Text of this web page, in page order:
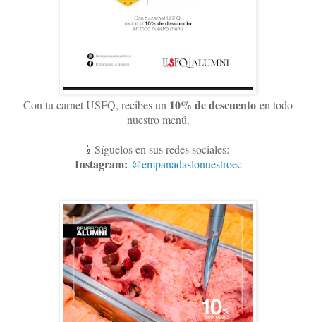
Con tu carnet USFQ, recibes un 10% de descuento en todo
nuestro menú.
📱Síguelos en sus redes sociales:
Instagram: @empanadaslonuestroec